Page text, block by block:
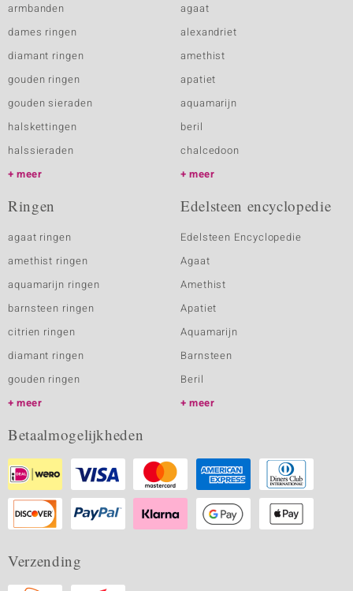
armbanden
dames ringen
diamant ringen
gouden ringen
gouden sieraden
halskettingen
halssieraden
meer
agaat
alexandriet
amethist
apatiet
aquamarijn
beril
chalcedoon
meer
Ringen
agaat ringen
amethist ringen
aquamarijn ringen
barnsteen ringen
citrien ringen
diamant ringen
gouden ringen
meer
Edelsteen encyclopedie
Edelsteen Encyclopedie
Agaat
Amethist
Apatiet
Aquamarijn
Barnsteen
Beril
meer
Betaalmogelijkheden
Verzending